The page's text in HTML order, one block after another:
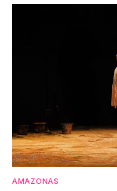
AMAZONAS